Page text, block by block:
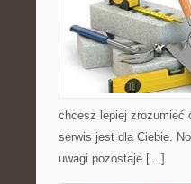
chcesz lepiej zrozumieć
serwis jest dla Ciebie.
uwagi pozostaje […]